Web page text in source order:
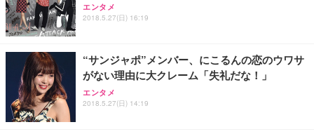
エンタメ
2018.5.27(日) 16:19
“サンジャポ”メンバー、にこるんの恋のウワサ
がない理由に大クレーム「失礼だな！」
エンタメ
2018.5.27(日) 14:19